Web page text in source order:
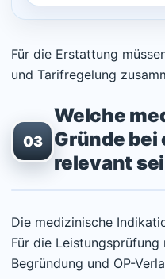
Für die Erstattung
und Tarifregelung
03
Welche
Gründe
relevant
Die medizinische
Für die Leistungsprüfung
Begründung und OP-